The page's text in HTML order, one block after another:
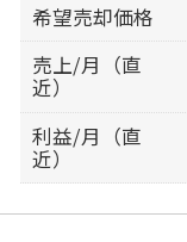
希望売却価格
売上/月（直
近）
利益/月（直
近）